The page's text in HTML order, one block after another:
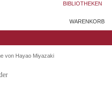
BIBLIOTHEKEN
WARENKORB
von Hayao Miyazaki